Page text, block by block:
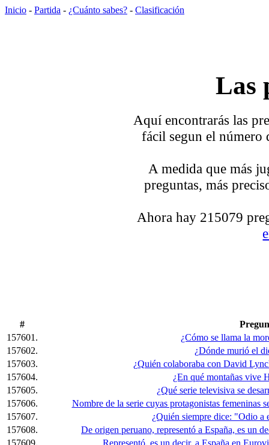
Inicio - Partida - ¿Cuánto sabes? - Clasificación
Las
Aquí encontrarás las
fácil segun el número
A medida que más
preguntas, más
Ahora hay 215079
#
157601.
¿Cómo se llama la
157602.
¿Dónde murió el
157603.
¿Quién colaboraba con David
157604.
¿En qué montañas vive
157605.
¿Qué serie televisiva se
157606.
Nombre de la serie cuyas protagonistas femeninas
157607.
¿Quién siempre dice: "Odio a
157608.
De origen peruano, representó a España, es un
157609.
Representó, es un decir, a España en